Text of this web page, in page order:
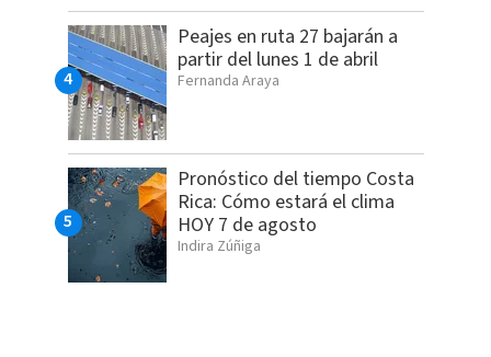
Peajes en ruta 27 bajarán a
partir del lunes 1 de abril
Fernanda Araya
Pronóstico del tiempo Costa
Rica: Cómo estará el clima
HOY 7 de agosto
Indira Zúñiga